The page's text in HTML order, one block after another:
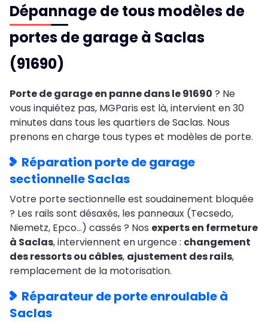
Dépannage de tous modèles de
portes de garage à Saclas
(91690)
Porte de garage en panne dans le 91690 ? Ne
vous inquiétez pas, MGParis est là, intervient en 30
minutes dans tous les quartiers de Saclas. Nous
prenons en charge tous types et modèles de porte.
Réparation porte de garage
sectionnelle Saclas
Votre porte sectionnelle est soudainement bloquée
? Les rails sont désaxés, les panneaux (Tecsedo,
Niemetz, Epco…) cassés ? Nos experts en fermeture
à Saclas, interviennent en urgence : changement
des ressorts ou câbles, ajustement des rails,
remplacement de la motorisation.
Réparateur de porte enroulable à
Saclas